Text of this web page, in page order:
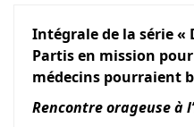
Intégrale de la série «
Partis en mission
médecins pourraient
Rencontre orageuse à